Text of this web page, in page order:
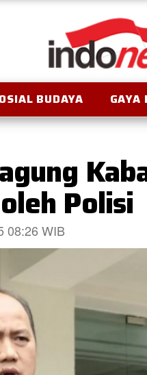
BUDAYA GAYA
Polisi
08:26 WIB